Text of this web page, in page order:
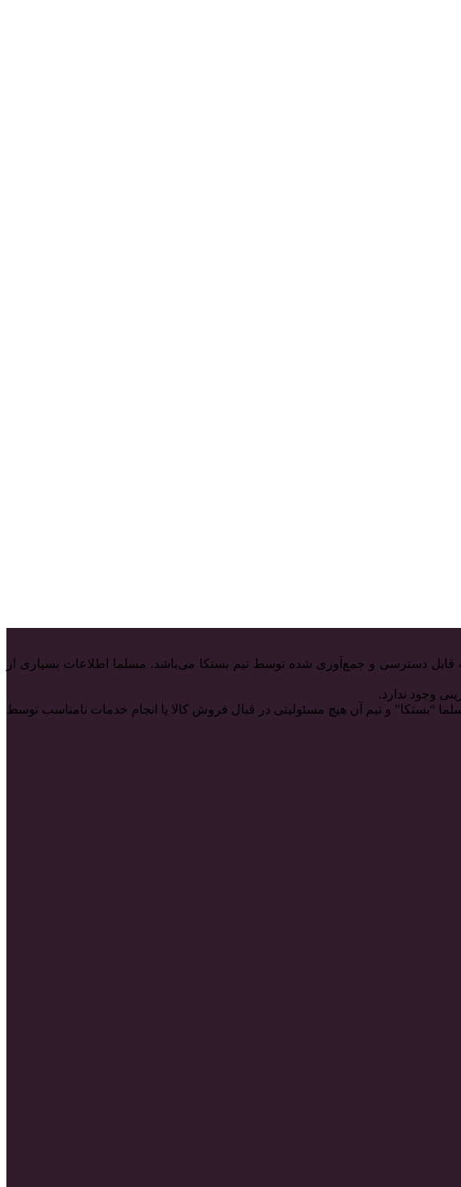
قابل دسترسی و جمع‌آوری شده توسط تیم بستکا می‌باشد. مسلما اطلاعات بسیاری از
وجود ندارد.
“بستکا” و تیم آن هیچ مسئولیتی در قبال فروش کالا یا انجام خدمات نامناسب توسط